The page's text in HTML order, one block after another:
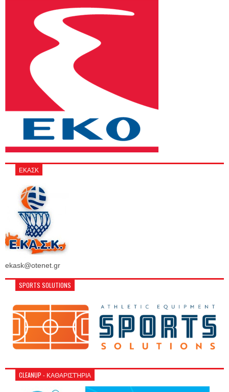
ΕΚΑΣΚ
ekask@otenet.gr
SPORTS SOLUTIONS
CLEANUP - ΚΑΘΑΡΙΣΤΉΡΙΑ